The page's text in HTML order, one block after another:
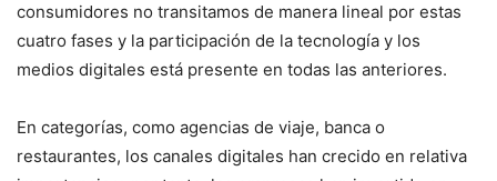
consumidores no transitamos de manera lineal por estas
cuatro fases y la participación de la tecnología y los
medios digitales está presente en todas las anteriores.
En categorías, como agencias de viaje, banca o
restaurantes, los canales digitales han crecido en relativa